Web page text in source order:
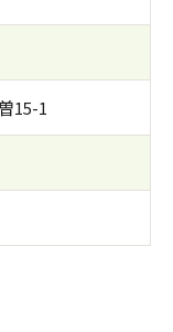
15-1